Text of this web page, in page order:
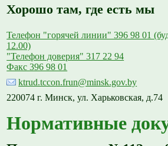
Хорошо там, где есть мы
Телефон "горячей линии" 396 98 01
12.00)
"Телефон доверия" 317 22 94
Факс 396 98 01
ktrud.tccon.frun@minsk.gov.by
220074 г. Минск, ул. Харьковская, д.74
Нормативные